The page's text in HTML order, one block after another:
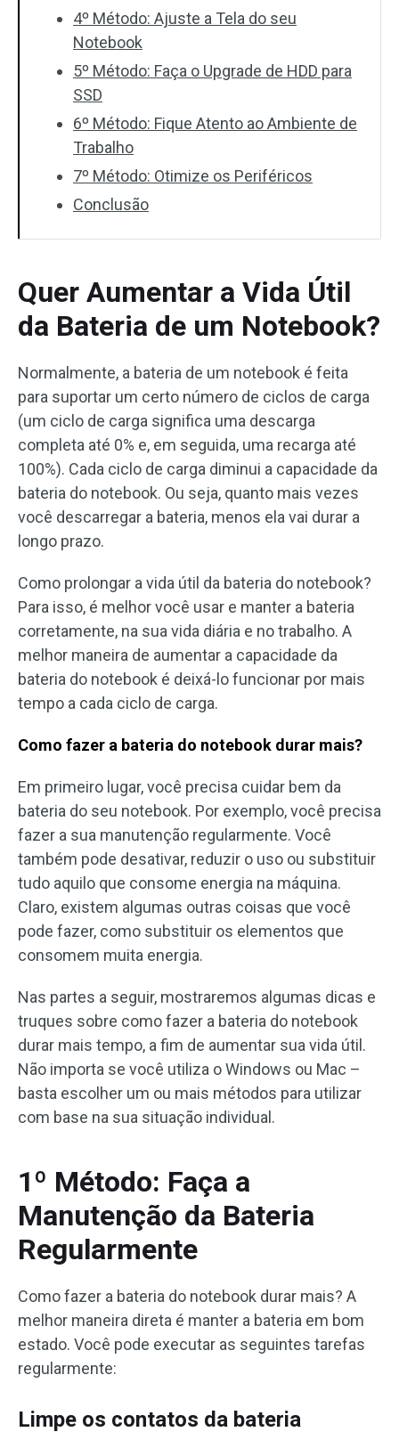
4º Método: Ajuste a Tela do seu
Notebook
5º Método: Faça o Upgrade de HDD para
SSD
6º Método: Fique Atento ao Ambiente de
Trabalho
7º Método: Otimize os Periféricos
Conclusão
Quer Aumentar a Vida Útil
da Bateria de um Notebook?
Normalmente, a bateria de um notebook é feita
para suportar um certo número de ciclos de carga
(um ciclo de carga significa uma descarga
completa até 0% e, em seguida, uma recarga até
100%). Cada ciclo de carga diminui a capacidade da
bateria do notebook. Ou seja, quanto mais vezes
você descarregar a bateria, menos ela vai durar a
longo prazo.
Como prolongar a vida útil da bateria do notebook?
Para isso, é melhor você usar e manter a bateria
corretamente, na sua vida diária e no trabalho. A
melhor maneira de aumentar a capacidade da
bateria do notebook é deixá-lo funcionar por mais
tempo a cada ciclo de carga.
Como fazer a bateria do notebook durar mais?
Em primeiro lugar, você precisa cuidar bem da
bateria do seu notebook. Por exemplo, você precisa
fazer a sua manutenção regularmente. Você
também pode desativar, reduzir o uso ou substituir
tudo aquilo que consome energia na máquina.
Claro, existem algumas outras coisas que você
pode fazer, como substituir os elementos que
consomem muita energia.
Nas partes a seguir, mostraremos algumas dicas e
truques sobre como fazer a bateria do notebook
durar mais tempo, a fim de aumentar sua vida útil.
Não importa se você utiliza o Windows ou Mac –
basta escolher um ou mais métodos para utilizar
com base na sua situação individual.
1º Método: Faça a
Manutenção da Bateria
Regularmente
Como fazer a bateria do notebook durar mais? A
melhor maneira direta é manter a bateria em bom
estado. Você pode executar as seguintes tarefas
regularmente:
Limpe os contatos da bateria